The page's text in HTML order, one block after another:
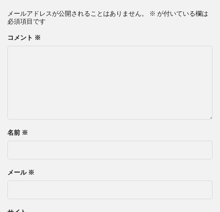
メールアドレスが公開されることはありません。 ※ が付いている欄は
必須項目です
コメント ※
名前 ※
メール ※